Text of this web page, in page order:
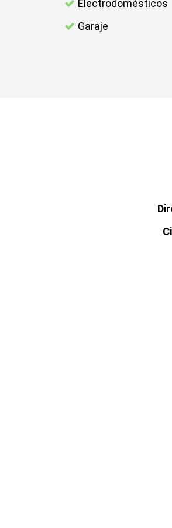
Electrodomésticos
Garaje